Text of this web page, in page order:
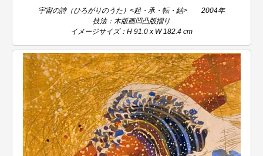
宇宙の詩（ひろがりのうた）<起・承・転・結> 2004年
技法：木版画凹凸版摺り
イメージサイズ：H 91.0 x W 182.4 cm